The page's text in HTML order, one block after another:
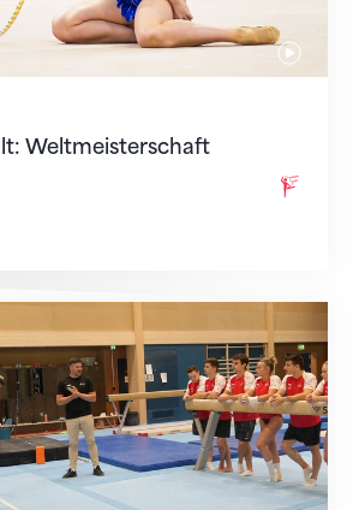
Weltmeisterschaft
nach Zagreb